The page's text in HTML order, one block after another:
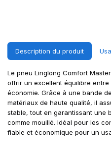
Description du produit
Le pneu Linglong Comfort
offrir un excellent équilibre
économie. Grâce à une bande
matériaux de haute qualité, il
stable, tout en garantissant une
comme mouillé. Idéal pour les
fiable et économique pour un